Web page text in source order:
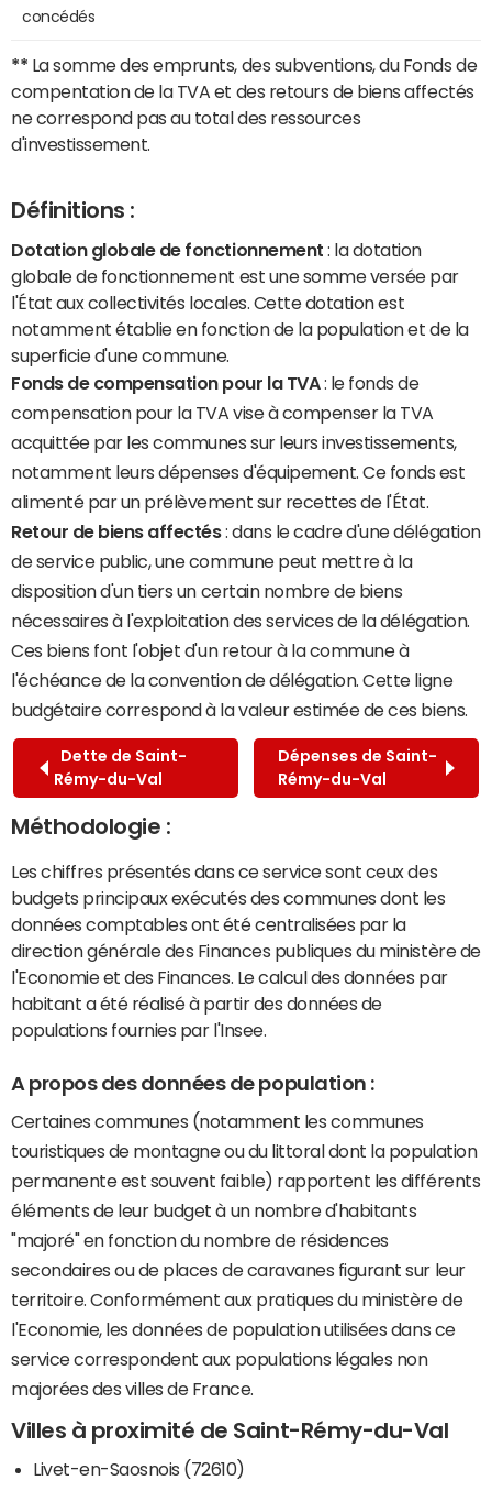
concédés
** La somme des emprunts, des subventions, du Fonds de
compentation de la TVA et des retours de biens affectés
ne correspond pas au total des ressources
d'investissement.
Définitions :
Dotation globale de fonctionnement : la dotation
globale de fonctionnement est une somme versée par
l'État aux collectivités locales. Cette dotation est
notamment établie en fonction de la population et de la
superficie d'une commune.
Fonds de compensation pour la TVA: le fonds de
compensation pour la TVA vise à compenser la TVA
acquittée par les communes sur leurs investissements,
notamment leurs dépenses d'équipement. Ce fonds est
alimenté par un prélèvement sur recettes de l'État.
Retour de biens affectés: dans le cadre d'une délégation
de service public, une commune peut mettre à la
disposition d'un tiers un certain nombre de biens
nécessaires à l'exploitation des services de la délégation.
Ces biens font l'objet d'un retour à la commune à
l'échéance de la convention de délégation. Cette ligne
budgétaire correspond à la valeur estimée de ces biens.
Dette de Saint-
Rémy-du-Val
Dépenses de Saint-
Rémy-du-Val
Méthodologie :
Les chiffres présentés dans ce service sont ceux des
budgets principaux exécutés des communes dont les
données comptables ont été centralisées par la
direction générale des Finances publiques du ministère de
l'Economie et des Finances. Le calcul des données par
habitant a été réalisé à partir des données de
populations fournies par l'Insee.
A propos des données de population :
Certaines communes (notamment les communes
touristiques de montagne ou du littoral dont la population
permanente est souvent faible) rapportent les différents
éléments de leur budget à un nombre d'habitants
"majoré" en fonction du nombre de résidences
secondaires ou de places de caravanes figurant sur leur
territoire. Conformément aux pratiques du ministère de
l'Economie, les données de population utilisées dans ce
service correspondent aux populations légales non
majorées des villes de France.
Villes à proximité de Saint-Rémy-du-Val
Livet-en-Saosnois (72610)